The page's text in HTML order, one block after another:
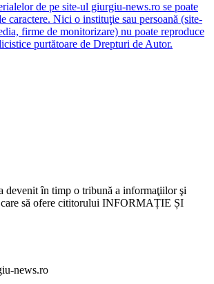
de pe site-ul giurgiu-news.ro se poate
caractere. Nici o instituţie sau persoană (site-
firme de monitorizare) nu poate reproduce
purtătoare de Drepturi de Autor.
devenit în timp o tribună a informaţiilor şi
care să ofere cititorului INFORMAȚIE ȘI
news.ro